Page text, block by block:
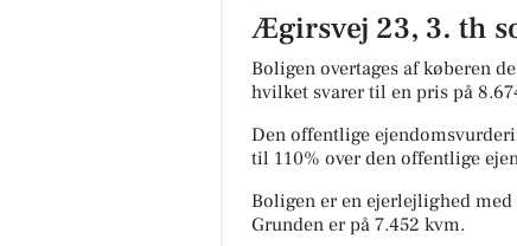
Ægirsvej 23, 3. th
Boligen overtages af køberen
hvilket svarer til en pris på
Den offentlige
til 110% over den offentlige
Boligen er en ejerlejlighed
Grunden er på 7.452 kvm.